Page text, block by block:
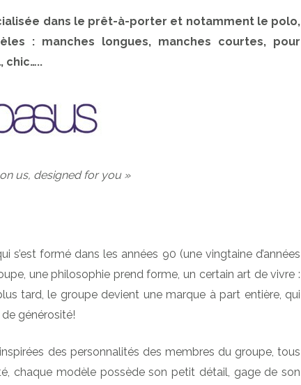
dans le prêt-à-porter et notamment le polo,
: manches longues, manches courtes, pour
chic…..
us, designed for you »
s’est formé dans les années 90 (une vingtaine d’années
une philosophie prend forme, un certain art de vivre :
tard, le groupe devient une marque à part entière, qui
générosité!
des personnalités des membres du groupe, tous
chaque modèle possède son petit détail, gage de son